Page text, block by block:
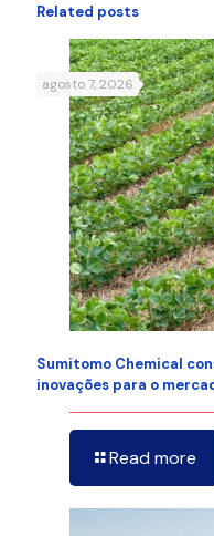
Related posts
agosto 7, 2026
Sumitomo Chemical
inovações para o
Read more